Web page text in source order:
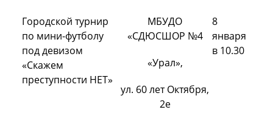
Городской турнир
по мини-футболу
под девизом
«Скажем
преступности НЕТ»
МБУДО
«СДЮСШОР №4
«Урал»,
ул. 60 лет Октября,
2е
8
января
в 10.30